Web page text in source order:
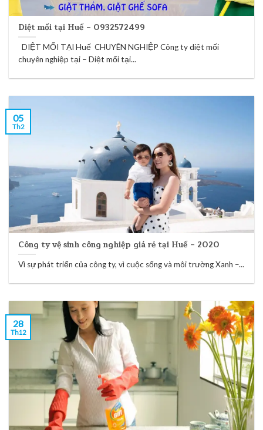
Diệt mối tại Huế – 0932572499
DIỆT MỐI TẠI Huế CHUYÊN NGHIỆP Công ty diệt mối
chuyên nghiệp tại – Diệt mối tại...
Công ty vệ sinh công nghiệp giá rẻ tại Huế – 2020
Vì sự phát triển của công ty, vì cuộc sống và môi trường Xanh –...
05
Th2
28
Th12